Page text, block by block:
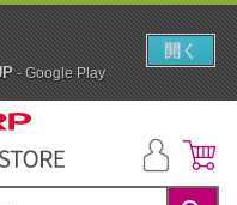
- Google Play
開く